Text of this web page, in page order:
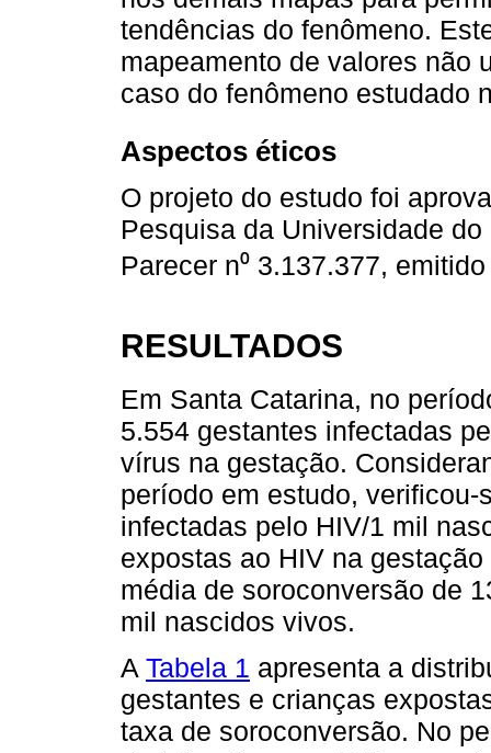
tendências do fenômeno.
mapeamento de valores não
caso do fenômeno estudado
Aspectos éticos
O projeto do estudo foi
Pesquisa da Universidade
Parecer n⁰ 3.137.377,
RESULTADOS
Em Santa Catarina, no
5.554 gestantes infectadas
vírus na gestação.
período em estudo,
infectadas pelo HIV/1 mil
expostas ao HIV na
média de soroconversão de
mil nascidos vivos.
A Tabela 1 apresenta a
gestantes e crianças
taxa de soroconversão. No